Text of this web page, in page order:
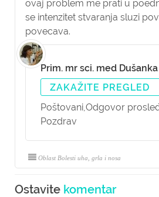
ovaj problem me prati u
se intenzitet stvaranja sluzi
povecava.
Prim. mr sci. med
ZAKAŽITE PREGLED
Poštovani,Odgovor
Pozdrav
Oblast Bolesti uha, grla i nosa
Ostavite komentar